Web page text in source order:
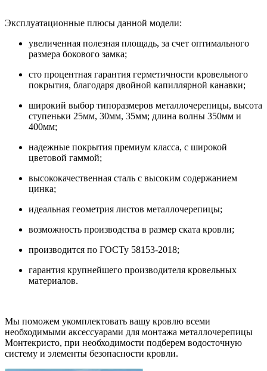
Эксплуатационные плюсы данной модели:
увеличенная полезная площадь, за счет оптимального
размера бокового замка;
сто процентная гарантия герметичности кровельного
покрытия, благодаря двойной капиллярной канавки;
широкий выбор типоразмеров металлочерепицы, высота
ступеньки 25мм, 30мм, 35мм; длина волны 350мм и
400мм;
надежные покрытия премиум класса, с широкой
цветовой гаммой;
высококачественная сталь с высоким содержанием
цинка;
идеальная геометрия листов металлочерепицы;
возможность производства в размер ската кровли;
производится по ГОСТу 58153-2018;
гарантия крупнейшего производителя кровельных
материалов.
Мы поможем укомплектовать вашу кровлю всеми
необходимыми аксессуарами для монтажа металлочерепицы
Монтекристо, при необходимости подберем водосточную
систему и элементы безопасности кровли.